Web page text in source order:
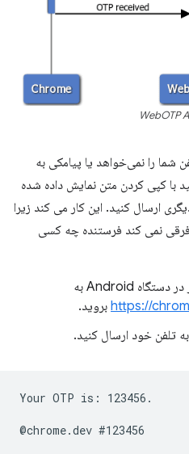
شما را نمی‌خواهد یا پیامکی به
با کپی کردن متن نمایش داده شده
ارسال کنید. این کار می کند زیرا
هنگام استفاده از WebOTP API فرقی نمی کند فرستنده چه کسی
https:// بروید.
تلفن خود ارسال کنید.
Your OTP is: 123456.